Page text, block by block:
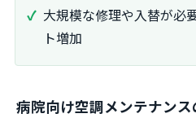
大規模な修理や入替が必
ト増加
病院向け空調メンテナンス